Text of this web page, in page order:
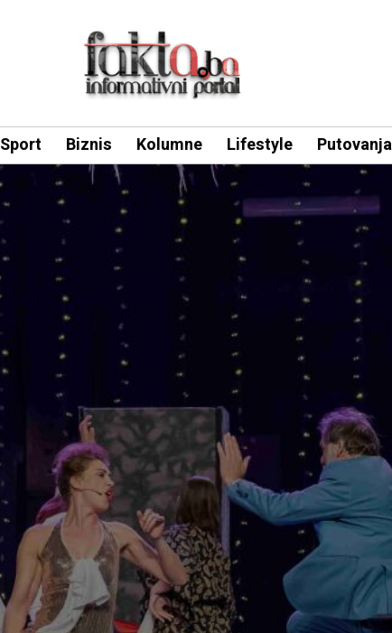
Sport Biznis Kolumne Lifestyle Putovanja